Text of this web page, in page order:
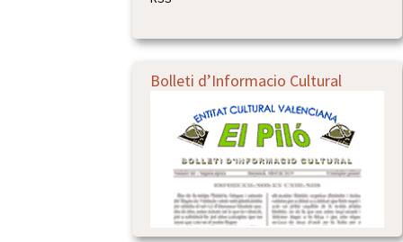
Bolleti d’Informacio Cultural